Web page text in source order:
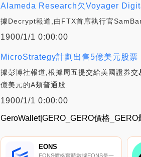
Alameda Research欠Voyager
據Decrypt報道,由FTX首席執行官
1900/1/1 0:00:00
MicroStrategy計劃出售5億美元股
據彭博社報道,根據周五提交給美國證券
億美元的A類普通股.
1900/1/1 0:00:00
GeroWallet|GERO_GERO價格
EONS
EONS價格實時數據EONS是一